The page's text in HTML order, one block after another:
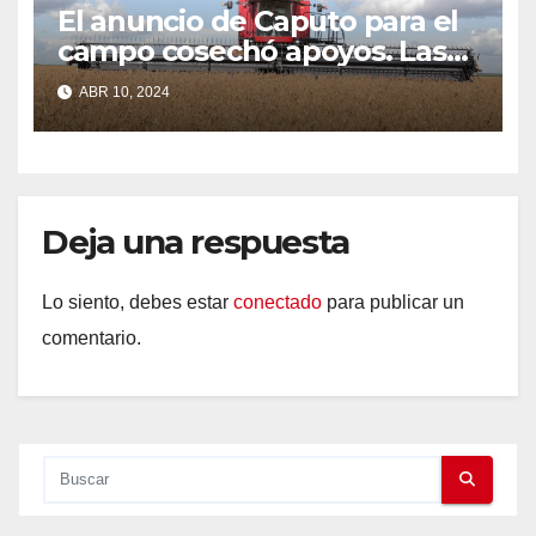
El anuncio de Caputo para el
campo cosechó apoyos. Las
entidades del agro
respaldaron la baja de
aranceles para los herbicidas.
ABR 10, 2024
Deja una respuesta
Lo siento, debes estar conectado para publicar un
comentario.